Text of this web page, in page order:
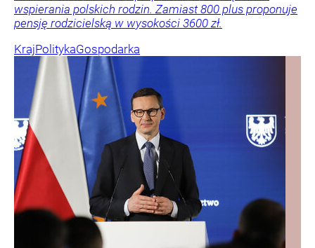
wspierania polskich rodzin. Zamiast 800 plus proponuje
pensję rodzicielską w wysokości 3600 zł.
KrajPolitykaGospodarka